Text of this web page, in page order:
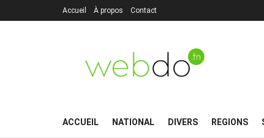
Accueil À propos Contact
ACCUEIL NATIONAL DIVERS REGIONS